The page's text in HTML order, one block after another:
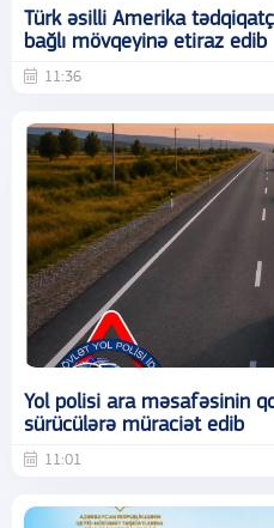
Türk əsilli Amerika
bağlı mövqeyinə etiraz edib
11:36
Yol polisi ara məsafəsinin
sürücülərə müraciət edib
11:01